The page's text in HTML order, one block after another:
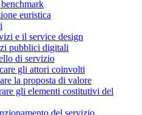
euristica
e il service design
pubblici digitali
di servizio
gli attori coinvolti
la proposta di valore
gli elementi costitutivi del
del servizio